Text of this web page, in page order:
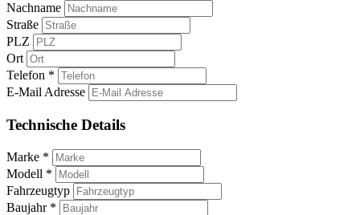
Nachname
Straße
PLZ
Ort
Telefon *
E-Mail Adresse
Technische Details
Marke *
Modell *
Fahrzeugtyp
Baujahr *